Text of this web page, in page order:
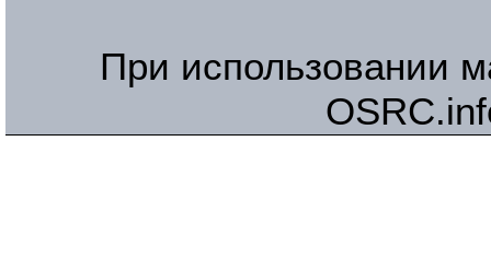
При использовании